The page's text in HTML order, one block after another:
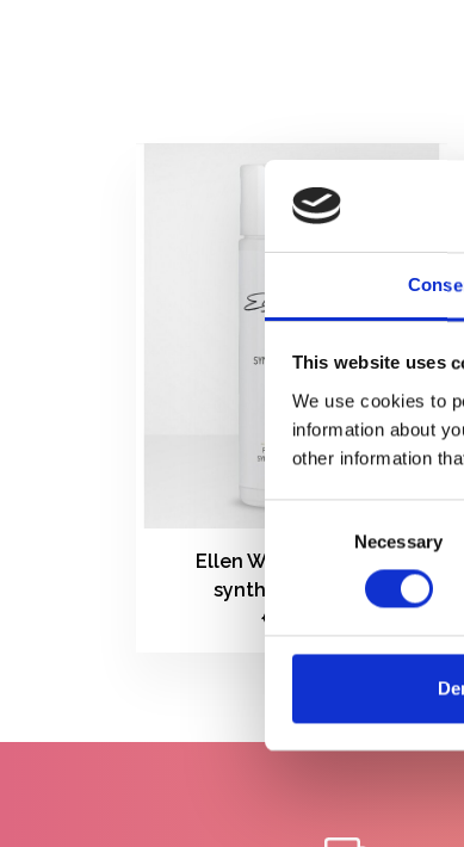
This website uses
We use cookies to
information about
other information
Consent
Necessary
Ellen Wille Shampoo
synthetisch haar
€19,00